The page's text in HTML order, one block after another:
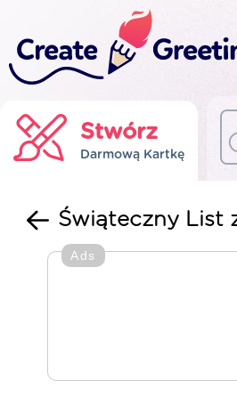
Stwórz
Darmową Kartkę
Świąteczny List
Ads